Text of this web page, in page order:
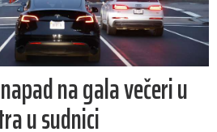
na gala večeri u
u sudnici